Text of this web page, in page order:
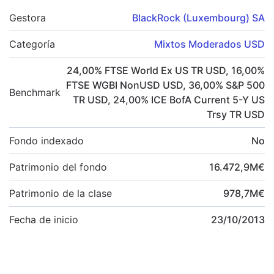
Gestora BlackRock (Luxembourg) SA
Categoría Mixtos Moderados USD
Benchmark
24,00% FTSE World Ex US TR USD, 16,00%
FTSE WGBI NonUSD USD, 36,00% S&P 500
TR USD, 24,00% ICE BofA Current 5-Y US
Trsy TR USD
Fondo indexado No
Patrimonio del fondo 16.472,9M€
Patrimonio de la clase 978,7M€
Fecha de inicio 23/10/2013